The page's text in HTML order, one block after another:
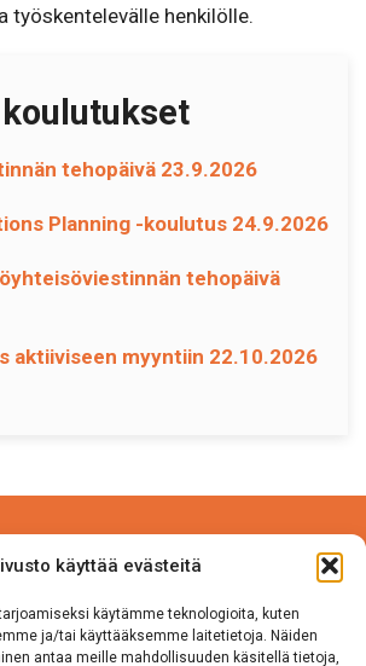
käyttää evästeitä
käytämme teknologioita, kuten
ja/tai käyttääksemme laitetietoja. Näiden
antaa meille mahdollisuuden käsitellä tietoja,
työskentelevälle henkilölle.
tehopäivä 23.9.2026
Planning -koulutus 24.9.2026
tehopäivä
aktiiviseen myyntiin 22.10.2026
Tehtaantie 5 A 4
14500 IITTALA